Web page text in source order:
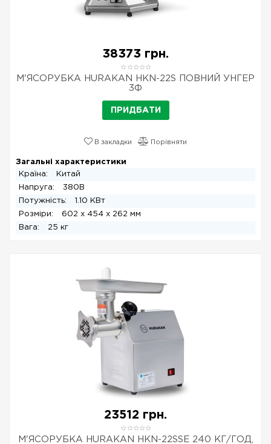
38373 грн.
М'ЯСОРУБКА HURAKAN HKN-22S ПОВНИЙ УНГЕР
3Ф
ПРИДБАТИ
В закладки Порівняти
Загальні характеристики
Країна:
Китай
Напруга:
380В
Потужність:
1.10 КВт
Розміри:
602 x 454 x 262 мм
Вага:
25 кг
23512 грн.
М'ЯСОРУБКА HURAKAN HKN-22SSE 240 КГ/ГОД,